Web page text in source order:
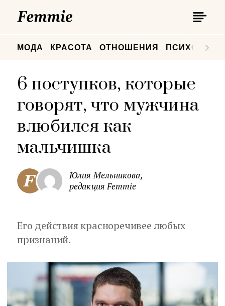
МОДА КРАСОТА ОТНОШЕНИЯ
6 поступков, которые
говорят, что мужчина
влюбился как
мальчишка
Юлия Мельникова,
редакция Femmie
Его действия красноречивее любых
признаний.